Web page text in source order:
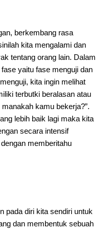
berkembang rasa
kita mengalami dan
tentang orang lain. Dalam
yaitu fase menguji dan
kita ingin melihat
terbutki beralasan atau
kamu bekerja?”.
lebih baik lagi maka kita
secara intensif
memberitahu
pada diri kita sendiri untuk
dan membentuk sebuah